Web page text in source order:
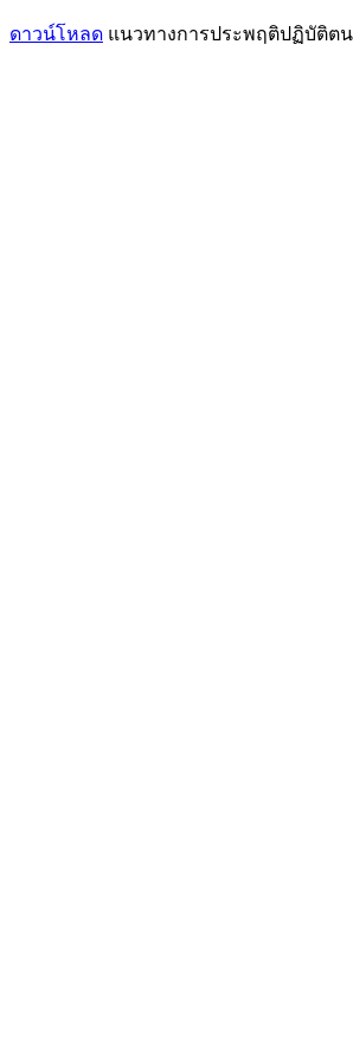
ดาวน์โหลด แนวทางการประพฤติปฏิบัติต